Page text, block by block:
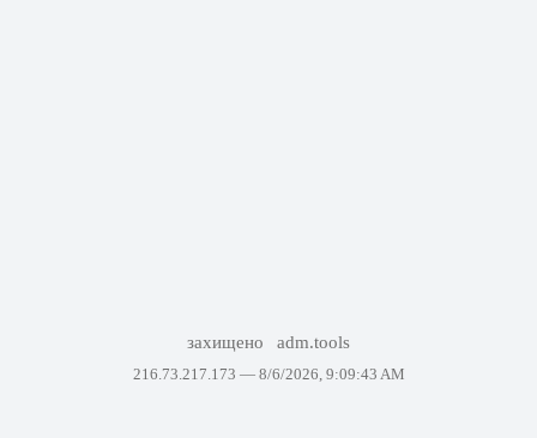
захищено adm.tools
216.73.217.173 — 8/6/2026, 9:09:43 AM